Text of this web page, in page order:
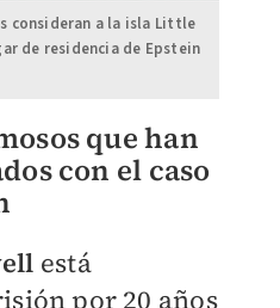
consideran a la isla Little
de residencia de Epstein
que han
con el caso
está
por 20 años